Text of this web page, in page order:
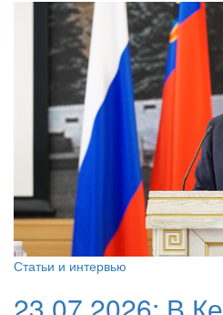
Статьи и интервью